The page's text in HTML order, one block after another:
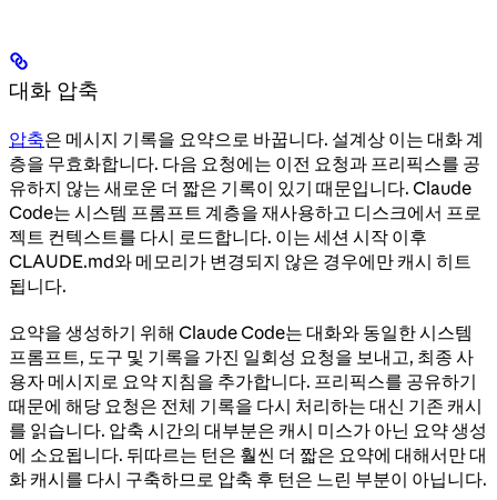
대화 압축
압축은 메시지 기록을 요약으로 바꿉니다. 설계상 이는 대화 계
층을 무효화합니다. 다음 요청에는 이전 요청과 프리픽스를 공
유하지 않는 새로운 더 짧은 기록이 있기 때문입니다. Claude
Code는 시스템 프롬프트 계층을 재사용하고 디스크에서 프로
젝트 컨텍스트를 다시 로드합니다. 이는 세션 시작 이후
CLAUDE.md와 메모리가 변경되지 않은 경우에만 캐시 히트
됩니다.
요약을 생성하기 위해 Claude Code는 대화와 동일한 시스템
프롬프트, 도구 및 기록을 가진 일회성 요청을 보내고, 최종 사
용자 메시지로 요약 지침을 추가합니다. 프리픽스를 공유하기
때문에 해당 요청은 전체 기록을 다시 처리하는 대신 기존 캐시
를 읽습니다. 압축 시간의 대부분은 캐시 미스가 아닌 요약 생성
에 소요됩니다. 뒤따르는 턴은 훨씬 더 짧은 요약에 대해서만 대
화 캐시를 다시 구축하므로 압축 후 턴은 느린 부분이 아닙니다.